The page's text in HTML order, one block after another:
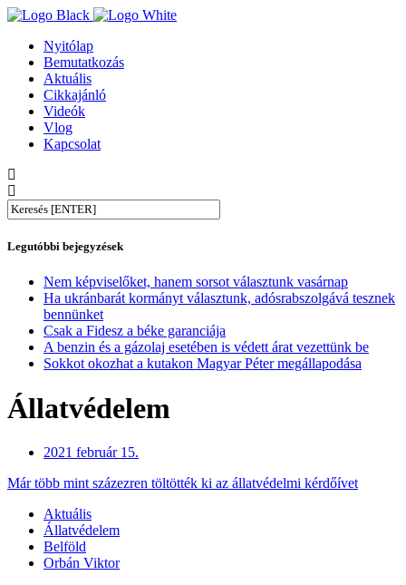
Nyitólap
Bemutatkozás
Aktuális
Cikkajánló
Videók
Vlog
Kapcsolat
Legutóbbi bejegyzések
Nem képviselőket, hanem sorsot választunk vasárnap
Ha ukránbarát kormányt választunk, adósrabszolgává tesznek
bennünket
Csak a Fidesz a béke garanciája
A benzin és a gázolaj esetében is védett árat vezettünk be
Sokkot okozhat a kutakon Magyar Péter megállapodása
Állatvédelem
2021 február 15.
Már több mint százezren töltötték ki az állatvédelmi kérdőívet
Aktuális
Állatvédelem
Belföld
Orbán Viktor